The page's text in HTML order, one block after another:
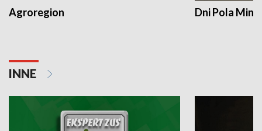
Agroregion Dni Pola
INNE